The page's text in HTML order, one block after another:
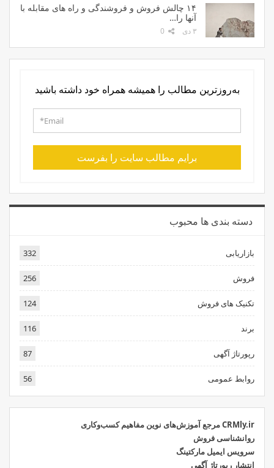
۱۴ چالش فروش و فروشندگی و راه های مقابله با
آنها را…
۳ دی
به‌روزترین مطالب را همیشه همراه خود داشته باشید
برایم مطالب سایت را بفرست
دسته بندی ها محبوب
بازاریابی 332
فروش 256
تکنیک های فروش 124
برند 116
رپورتاژ آگهی 87
روابط عمومی 56
CRMly.ir مرجع آموزش‌های نوین مفاهیم کسب‌وکاری
روانشناسی فروش
سرویس ایمیل مارکتینگ
انتشار رپورتاژ آگهی